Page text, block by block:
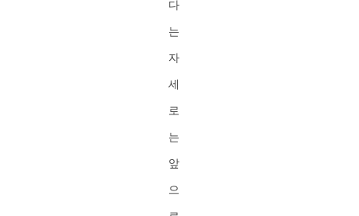
다
는
자
세
로
는
앞
으